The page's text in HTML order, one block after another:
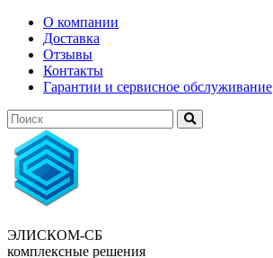
О компании
Доставка
Отзывы
Контакты
Гарантии и сервисное обслуживание
ЭЛИСКОМ-СБ
комплексные решения